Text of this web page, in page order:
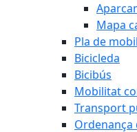
Mapa
Pla de
Bicicleda
Bicibús
Mobilitat
Transport
Ordenança